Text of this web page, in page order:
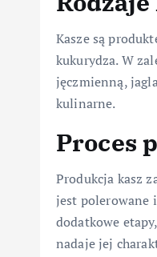
Kasze są
kukurydza. W
jęczmienną,
kulinarne.
Proces
Produkcja kasz
jest polerowane
dodatkowe
nadaje jej